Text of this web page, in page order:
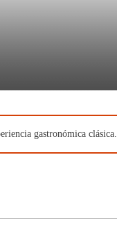
gastronómica clásica.